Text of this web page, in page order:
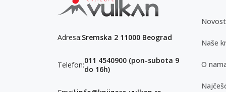
Adresa:Sremska 2 11000 Beograd
Telefon:011 4540900 (pon-subota 9
do 16h)
Naše
O